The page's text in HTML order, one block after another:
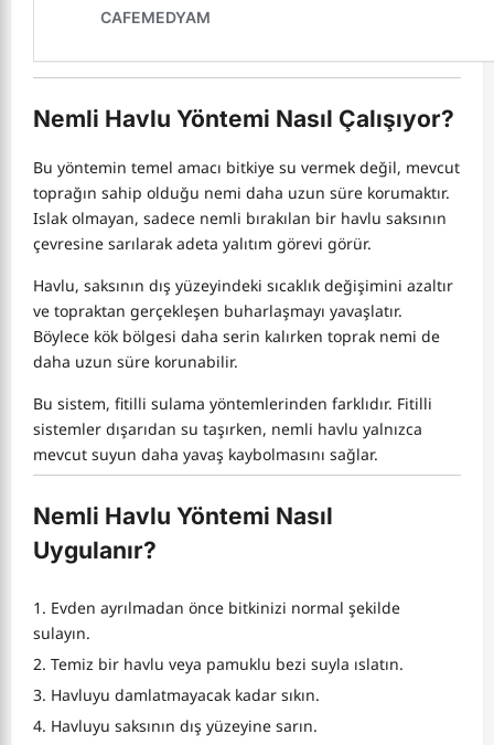
Nemli Havlu Yöntemi Nasıl Çalışıyor?
Bu yöntemin temel amacı bitkiye su vermek değil, mevcut
toprağın sahip olduğu nemi daha uzun süre korumaktır.
Islak olmayan, sadece nemli bırakılan bir havlu saksının
çevresine sarılarak adeta yalıtım görevi görür.
Havlu, saksının dış yüzeyindeki sıcaklık değişimini azaltır
ve topraktan gerçekleşen buharlaşmayı yavaşlatır.
Böylece kök bölgesi daha serin kalırken toprak nemi de
daha uzun süre korunabilir.
Bu sistem, fitilli sulama yöntemlerinden farklıdır. Fitilli
sistemler dışarıdan su taşırken, nemli havlu yalnızca
mevcut suyun daha yavaş kaybolmasını sağlar.
Nemli Havlu Yöntemi Nasıl
Uygulanır?
Evden ayrılmadan önce bitkinizi normal şekilde
sulayın.
Temiz bir havlu veya pamuklu bezi suyla ıslatın.
Havluyu damlatmayacak kadar sıkın.
Havluyu saksının dış yüzeyine sarın.